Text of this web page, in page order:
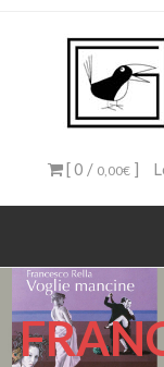
[ 0 / 0,00€]